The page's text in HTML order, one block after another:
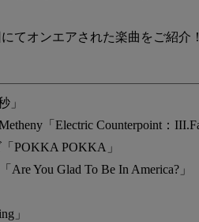
てオンエアされた楽曲をご紹介
」
「Electric Counterpoint：
POKKA POKKA」
Are You Glad To Be In America?」
」